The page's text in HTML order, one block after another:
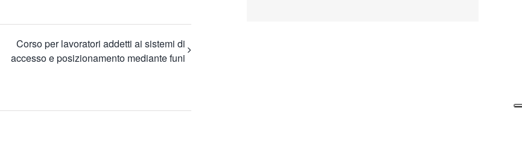
Corso per lavoratori addetti ai sistemi di
accesso e posizionamento mediante funi